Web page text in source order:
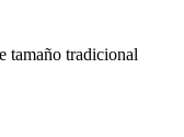
tamaño tradicional